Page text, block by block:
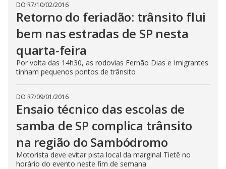
DO R7/10/02/2016
Retorno do feriadão: trânsito flui
bem nas estradas de SP nesta
quarta-feira
Por volta das 14h30, as rodovias Fernão Dias e Imigrantes
tinham pequenos pontos de trânsito
DO R7/09/01/2016
Ensaio técnico das escolas de
samba de SP complica trânsito
na região do Sambódromo
Motorista deve evitar pista local da marginal Tietê no
horário do evento neste fim de semana